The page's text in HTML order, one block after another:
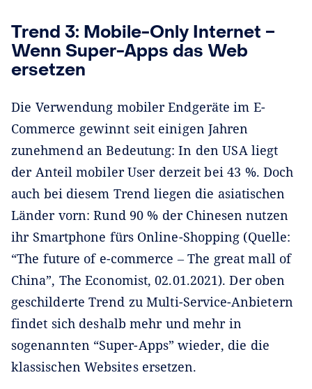
Trend 3: Mobile-Only Internet ‒
Wenn Super-Apps das Web
ersetzen
Die Verwendung mobiler Endgeräte im E-
Commerce gewinnt seit einigen Jahren
zunehmend an Bedeutung: In den USA liegt
der Anteil mobiler User derzeit bei 43 %. Doch
auch bei diesem Trend liegen die asiatischen
Länder vorn: Rund 90 % der Chinesen nutzen
ihr Smartphone fürs Online-Shopping (Quelle:
“The future of e-commerce ‒ The great mall of
China”, The Economist, 02.01.2021). Der oben
geschilderte Trend zu Multi-Service-Anbietern
findet sich deshalb mehr und mehr in
sogenannten “Super-Apps” wieder, die die
klassischen Websites ersetzen.